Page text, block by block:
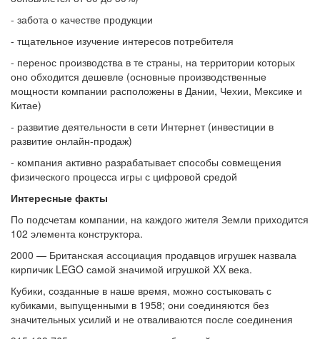
- забота о качестве продукции
- тщательное изучение интересов потребителя
- перенос производства в те страны, на территории которых
оно обходится дешевле (основные производственные
мощности компании расположены в Дании, Чехии, Мексике и
Китае)
- развитие деятельности в сети Интернет (инвестиции в
развитие онлайн-продаж)
- компания активно разрабатывает способы совмещения
физического процесса игры с цифровой средой
Интересные факты
По подсчетам компании, на каждого жителя Земли приходится
102 элемента конструктора.
2000 — Британская ассоциация продавцов игрушек назвала
кирпичик LEGO самой значимой игрушкой XX века.
Кубики, созданные в наше время, можно состыковать с
кубиками, выпущенными в 1958; они соединяются без
значительных усилий и не отваливаются после соединения